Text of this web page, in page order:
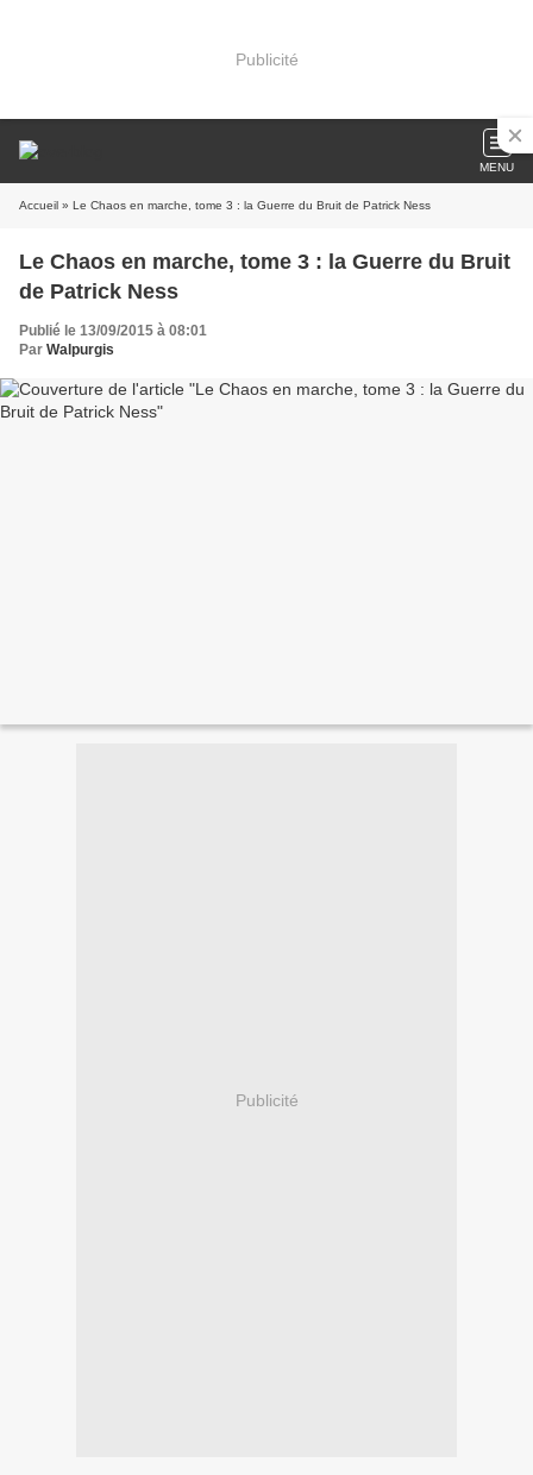
Publicité
MENU
Accueil » Le Chaos en marche, tome 3 : la Guerre du Bruit de Patrick Ness
Le Chaos en marche, tome 3 : la Guerre du Bruit
de Patrick Ness
Publié le 13/09/2015 à 08:01
Par Walpurgis
Publicité